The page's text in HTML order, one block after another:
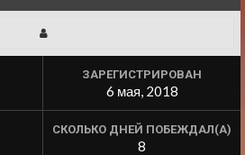
ЗАРЕГИСТРИРОВАН
6 мая, 2018
СКОЛЬКО ДНЕЙ ПОБЕЖДАЛ(А)
8